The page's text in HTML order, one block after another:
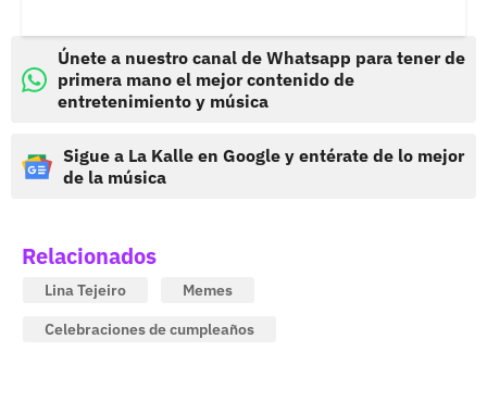
Únete a nuestro canal de Whatsapp para tener de
primera mano el mejor contenido de
entretenimiento y música
Sigue a La Kalle en Google y entérate de lo mejor
de la música
Relacionados
Lina Tejeiro
Memes
Celebraciones de cumpleaños